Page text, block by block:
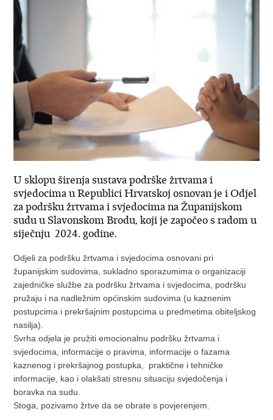
U sklopu širenja sustava podrške žrtvama i
svjedocima u Republici Hrvatskoj osnovan je i Odjel
za podršku žrtvama i svjedocima na Županijskom
sudu u Slavonskom Brodu, koji je započeo s radom u
siječnju 2024. godine.
Odjeli za podršku žrtvama i svjedocima osnovani pri
županijskim sudovima, sukladno sporazumima o organizaciji
zajedničke službe za podršku žrtvama i svjedocima, podršku
pružaju i na nadležnim općinskim sudovima (u kaznenim
postupcima i prekršajnim postupcima u predmetima obiteljskog
nasilja).
Svrha odjela je pružiti emocionalnu podršku žrtvama i
svjedocima, informacije o pravima, informacije o fazama
kaznenog i prekršajnog postupka, praktične i tehničke
informacije, kao i olakšati stresnu situaciju svjedočenja i
boravka na sudu.
Stoga, pozivamo žrtve da se obrate s povjerenjem.